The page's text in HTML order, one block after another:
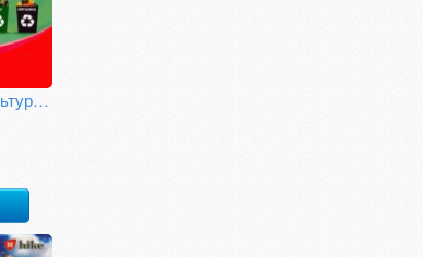
Виховання культури сортування сміття та поводження з відходами: молодший дошкільний вік